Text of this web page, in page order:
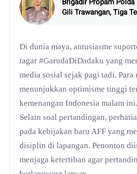
Brigadir Propam Polda
Gili Trawangan, Tiga
Di dunia maya, antusiasme
tagar #GarudaDiDadaku yang
media sosial sejak pagi tadi. Para
menunjukkan optimisme tinggi
kemenangan Indonesia malam ini.
Selain soal pertandingan,
pada kebijakan baru AFF yang
disiplin di lapangan. Penonton
menjaga ketertiban agar